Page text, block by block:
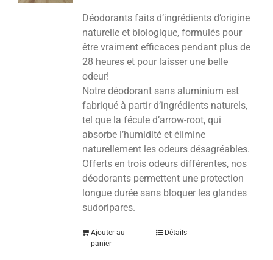
Déodorants faits d’ingrédients d’origine
naturelle et biologique, formulés pour
être vraiment efficaces pendant plus de
28 heures et pour laisser une belle
odeur!
Notre déodorant sans aluminium est
fabriqué à partir d’ingrédients naturels,
tel que la fécule d’arrow-root, qui
absorbe l’humidité et élimine
naturellement les odeurs désagréables.
Offerts en trois odeurs différentes, nos
déodorants permettent une protection
longue durée sans bloquer les glandes
sudoripares.
Ajouter au
panier
Détails